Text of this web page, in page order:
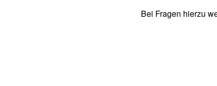
Bei Fragen hierzu